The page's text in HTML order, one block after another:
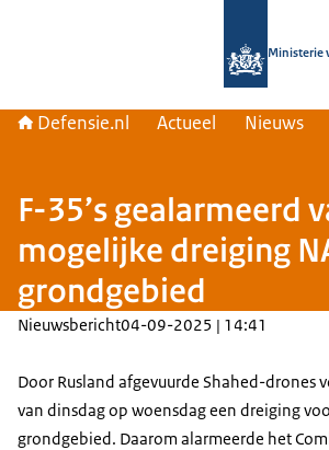
Ministerie
Defensie.nl Actueel Nieuws
F-35’s gealarmeerd
mogelijke dreiging
grondgebied
Nieuwsbericht04-09-2025 | 14:41
Door Rusland afgevuurde Shahed-drones
van dinsdag op woensdag een dreiging
grondgebied. Daarom alarmeerde het